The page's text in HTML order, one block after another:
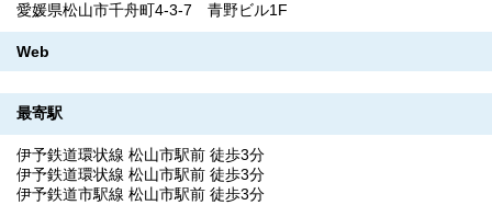
愛媛県松山市千舟町4-3-7 青野ビル1F
Web
最寄駅
伊予鉄道環状線 松山市駅前 徒歩3分
伊予鉄道環状線 松山市駅前 徒歩3分
伊予鉄道市駅線 松山市駅前 徒歩3分